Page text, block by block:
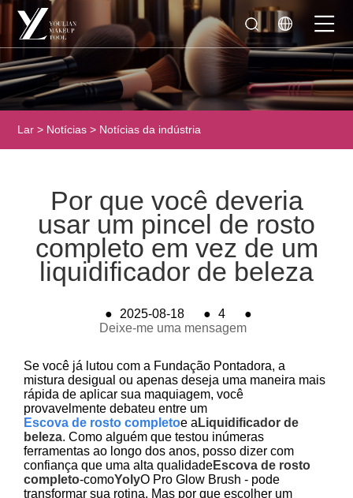
Lar > Notícias > Notícias da indústria
Por que você deveria
usar um pincel de rosto
completo em vez de um
liquidificador de beleza
● 2025-08-18 ● 4
●
Deixe-me uma mensagem
Se você já lutou com a Fundação Pontadora, a
mistura desigual ou apenas deseja uma maneira mais
rápida de aplicar sua maquiagem, você
provavelmente debateu entre um
Escova de rosto completoe a Liquidificador de
beleza. Como alguém que testou inúmeras
ferramentas ao longo dos anos, posso dizer com
confiança que uma alta qualidadeEscova de rosto
completo-comoYolyO Pro Glow Brush - pode
transformar sua rotina. Mas por que escolher um